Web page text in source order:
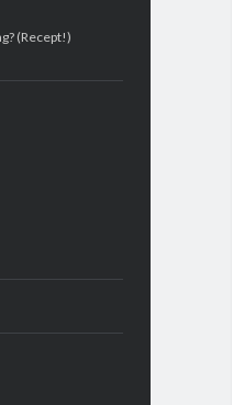
(Recept!)